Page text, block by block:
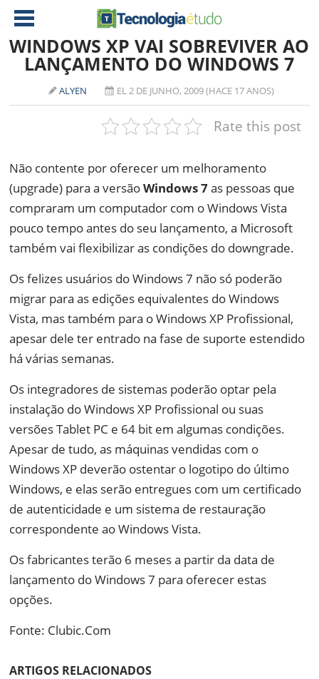
AMD
ATI
NVIDIA
SOFTWARE
NOTEBOOKS
TABLETS
IOS
NOKIA
JOGOS
DOWNLOADS
ANÁLISE
WINDOWS XP VAI SOBREVIVER AO
LANÇAMENTO DO WINDOWS 7
ALYEN EL 2 DE JUNHO, 2009 (HACE 17 ANOS)
Rate this post
Não contente por oferecer um melhoramento
(upgrade) para a versãoWindows 7as pessoas que
compraram um computador com o Windows Vista
pouco tempo antes do seu lançamento, a Microsoft
também vai flexibilizar as condições do downgrade.
Os felizes usuários do Windows 7 não só poderão
migrar para as edições equivalentes do Windows
Vista, mas também para o Windows XP Profissional,
apesar dele ter entrado na fase de suporte estendido
há várias semanas.
Os integradores de sistemas poderão optar pela
instalação do Windows XP Profissional ou suas
versões Tablet PC e 64 bit em algumas condições.
Apesar de tudo, as máquinas vendidas com o
Windows XP deverão ostentar o logotipo do último
Windows, e elas serão entregues com um certificado
de autenticidade e um sistema de restauração
correspondente ao Windows Vista.
Os fabricantes terão 6 meses a partir da data de
lançamento do Windows 7 para oferecer estas
opções.
Fonte: Clubic.Com
ARTIGOS RELACIONADOS